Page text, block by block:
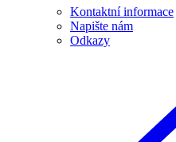
Kontaktní informace
Napište nám
Odkazy